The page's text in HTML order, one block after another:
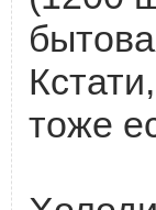
тоже